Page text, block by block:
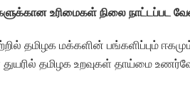
உரிமைகள் நிலை நாட்டப்பட
தமிழக மக்களின் பங்களிப்பும்
தமிழக உறவுகள் தாய்மை